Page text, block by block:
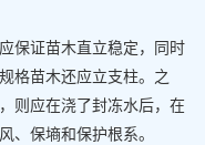
保证苗木直立稳定，同时
格苗木还应立支柱。之
则应在浇了封冻水后，在
、保墒和保护根系。